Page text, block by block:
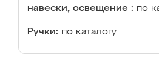
навески, освещение : по
Ручки: по каталогу